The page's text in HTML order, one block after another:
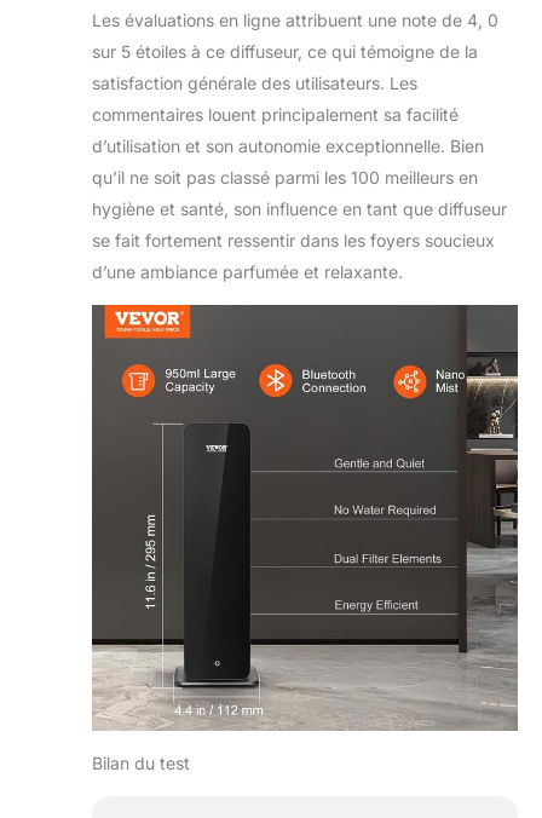
encore. Avec 21
concentration de
diffusion, vous
pouvez adapter la
concentration du
parfum à votre
guise. Même
lorsqu'il est
déconnecté, il
continuera à
Silencieux mais
puissant : profitez
d'air parfumé
sans eau. Avec une
≤57dB, il disperse
délicatement les
parfums tout en
préservant leur
intégrité. Parfait
pour les salons, les
Les évaluations en ligne attribuent une note de 4, 0
sur 5 étoiles à ce diffuseur, ce qui témoigne de la
satisfaction générale des utilisateurs. Les
commentaires louent principalement sa facilité
d’utilisation et son autonomie exceptionnelle. Bien
qu’il ne soit pas classé parmi les 100 meilleurs en
hygiène et santé, son influence en tant que diffuseur
se fait fortement ressentir dans les foyers soucieux
d’une ambiance parfumée et relaxante.
Bilan du test